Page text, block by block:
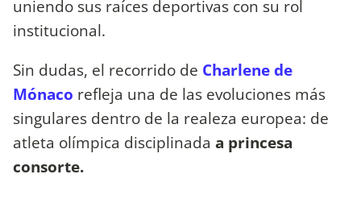
uniendo sus raíces deportivas con su rol
institucional.
Sin dudas, el recorrido de Charlene de
Mónaco refleja una de las evoluciones más
singulares dentro de la realeza europea: de
atleta olímpica disciplinada a princesa
consorte.